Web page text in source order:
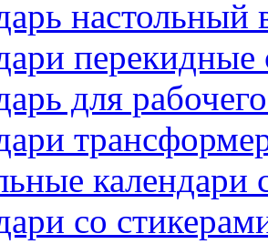
настольный
перекидные
для
со